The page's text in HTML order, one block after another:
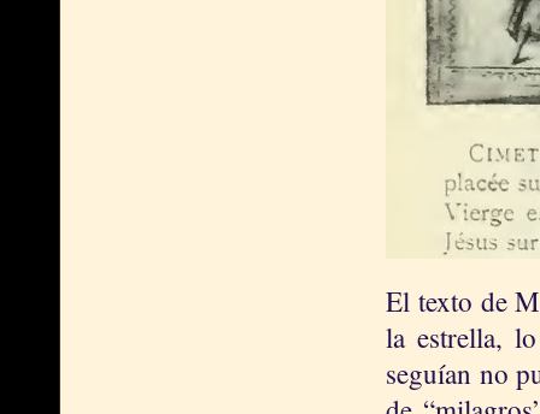
El texto de
la estrella,
seguían no